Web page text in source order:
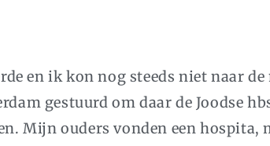
en ik kon nog steeds niet naar
gestuurd om daar de Joodse
Mijn ouders vonden een hospita,